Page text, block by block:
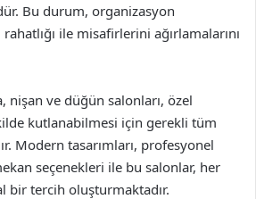
Bu durum, organizasyon
ile misafirlerini ağırlamalarını
nişan ve düğün salonları, özel
kutlanabilmesi için gerekli tüm
Modern tasarımları, profesyonel
seçenekleri ile bu salonlar, her
bir tercih oluşturmaktadır.